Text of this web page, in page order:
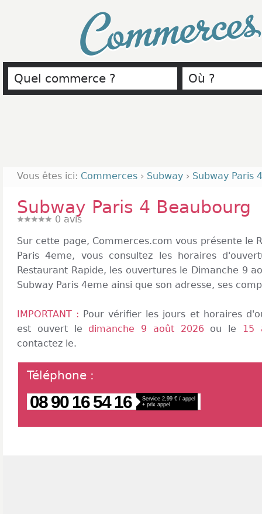
Vous êtes ici: Commerces › Subway › Subway Paris
Subway Paris 4 Beaubourg
0 avis
Sur cette page, Commerces.com vous présente le
Paris 4eme, vous consultez les horaires
Restaurant Rapide, les ouvertures le Dimanche 9
Subway Paris 4eme ainsi que son adresse, ses
IMPORTANT : Pour vérifier les jours et horaires
est ouvert le dimanche 9 août 2026ou le 15
contactez le.
Téléphone :
08 90 16 54 16
Service 2,99 € / appel
+ prix appel